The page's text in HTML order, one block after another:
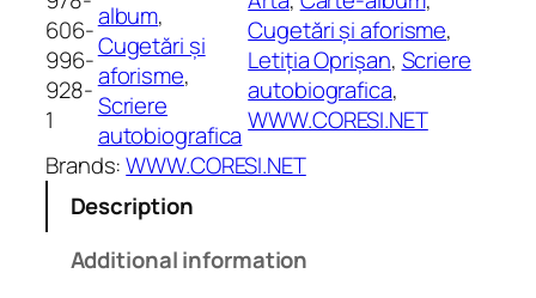
r
e
d
i
n
c
606-
996-
928-
1
album
Cugetări și
aforisme
Scriere
autobiografica
Cugetări și aforisme
Letiția Oprișan, Scriere
autobiografica
WWW.CORESI.NET
Brands:WWW.CORESI.NET
Description
Additional information